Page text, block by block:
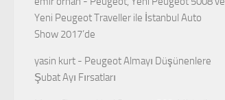
Yeni Peugeot Traveller ile İstanbul Auto
Show 2017’de
yasin kurt - Peugeot Almayı Düşünenlere
Şubat Ayı Fırsatları